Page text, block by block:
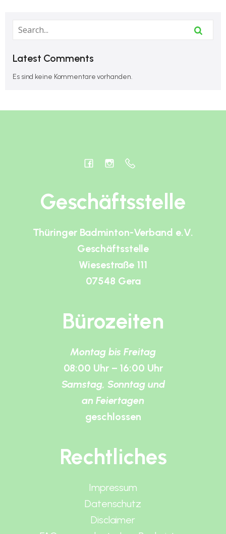
Latest Comments
Es sind keine Kommentare vorhanden.
Geschäftsstelle
Thüringer Badminton-Verband e.V.
Geschäftsstelle
Wiesestraße 111
07548 Gera
Bürozeiten
Montag bis Freitag
08:00 Uhr – 16:00 Uhr
Samstag, Sonntag und
an Feiertagen
geschlossen
Rechtliches
Impressum
Datenschutz
Disclaimer